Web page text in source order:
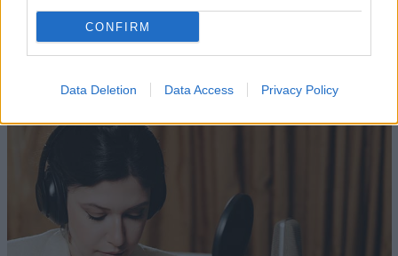
CONFIRM
Data Deletion Data Access Privacy Policy
Altri articoli che potrebbero piacerti